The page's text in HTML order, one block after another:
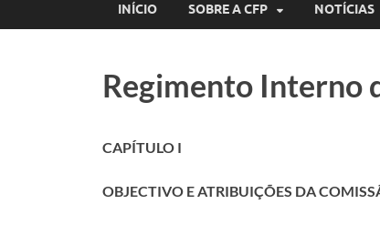
INÍCIO SOBRE A CFP NOTÍCIAS
Regimento Interno
CAPÍTULO I
OBJECTIVO E ATRIBUIÇÕES DA